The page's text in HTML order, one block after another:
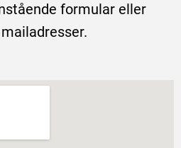
formular eller